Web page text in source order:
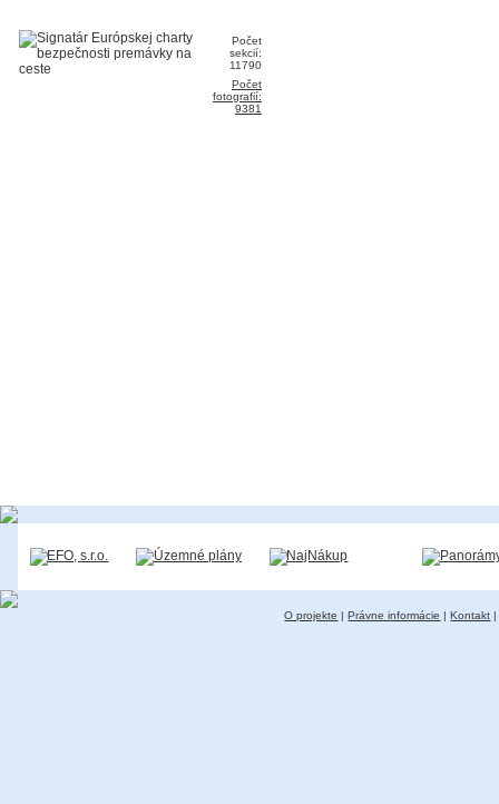
Počet
sekcií:
11790
Počet
fotografií:
9381
O projekte |Právne informácie |Kontakt